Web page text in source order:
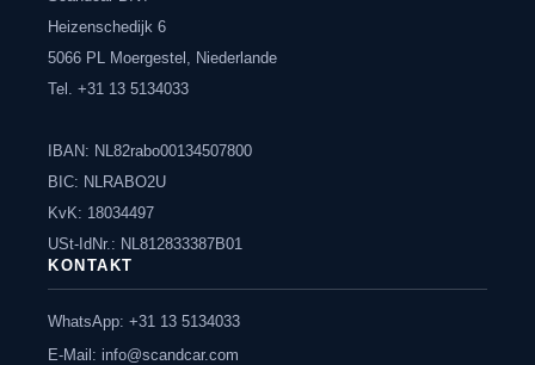
Heizenschedijk 6
5066 PL Moergestel, Niederlande
Tel. +31 13 5134033
IBAN: NL82rabo00134507800
BIC: NLRABO2U
KvK: 18034497
USt-IdNr.: NL812833387B01
KONTAKT
WhatsApp: +31 13 5134033
E-Mail: info@scandcar.com